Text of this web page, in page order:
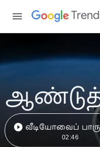
ஆண்டுத்
வீடியோவைப்
02:46